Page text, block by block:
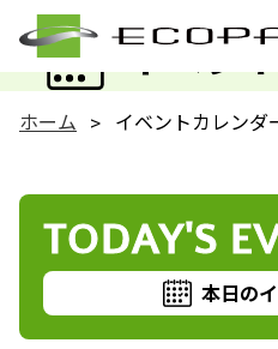
イベン
ホーム イベントカレンダ
TODAY'S
本日の